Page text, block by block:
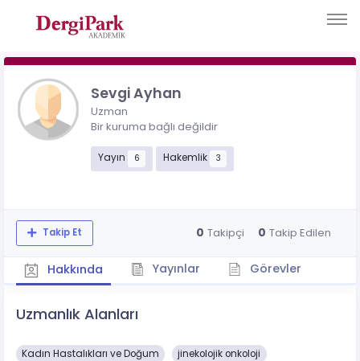
Sevgi Ayhan
Uzman
Bir kuruma bağlı değildir
Yayın 6 Hakemlik 3
Takip Et 0 Takipçi 0 Takip Edilen
Hakkında Yayınlar Görevler
Uzmanlık Alanları
Kadın Hastalıkları ve Doğum jinekolojik onkoloji